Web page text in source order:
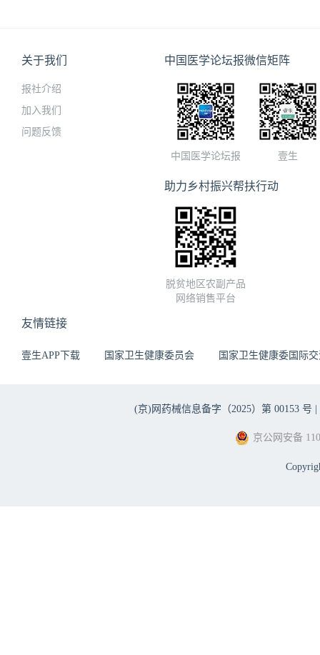
关于我们
报社介绍
加入我们
问题反馈
中国医学论坛报微信矩阵
中国医学论坛报 壹生
助力乡村振兴帮扶行动
脱贫地区农副产品
网络销售平台
友情链接
壹生APP下载 国家卫生健康委员会 国家卫生健康委国际
(京)网药械信息备字（2025）第 00153 号 |
京公网安备